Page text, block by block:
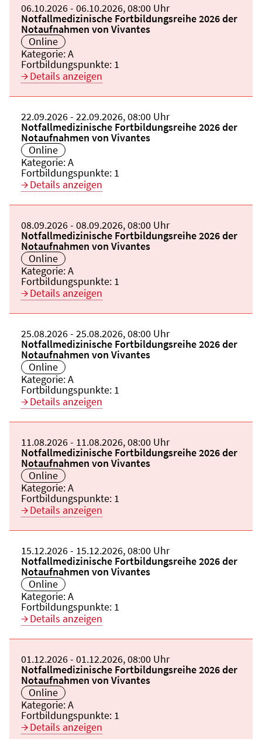
Beginn:
06.10.2026Ende und Anfangszeit:
- 06.10.2026,08:00 Uhr
Veranstaltungstitel:
Notfallmedizinische Fortbildungsreihe 2026 der
Notaufnahmen von Vivantes
Veranstaltungsort:
Online
Kategorie:A
Fortbildungspunkte: 1
Details anzeigen
Beginn:
22.09.2026Ende und Anfangszeit:
- 22.09.2026,08:00 Uhr
Veranstaltungstitel:
Notfallmedizinische Fortbildungsreihe 2026 der
Notaufnahmen von Vivantes
Veranstaltungsort:
Online
Kategorie:A
Fortbildungspunkte: 1
Details anzeigen
Beginn:
08.09.2026Ende und Anfangszeit:
- 08.09.2026,08:00 Uhr
Veranstaltungstitel:
Notfallmedizinische Fortbildungsreihe 2026 der
Notaufnahmen von Vivantes
Veranstaltungsort:
Online
Kategorie:A
Fortbildungspunkte: 1
Details anzeigen
Beginn:
25.08.2026Ende und Anfangszeit:
- 25.08.2026,08:00 Uhr
Veranstaltungstitel:
Notfallmedizinische Fortbildungsreihe 2026 der
Notaufnahmen von Vivantes
Veranstaltungsort:
Online
Kategorie:A
Fortbildungspunkte: 1
Details anzeigen
Beginn:
11.08.2026Ende und Anfangszeit:
- 11.08.2026,08:00 Uhr
Veranstaltungstitel:
Notfallmedizinische Fortbildungsreihe 2026 der
Notaufnahmen von Vivantes
Veranstaltungsort:
Online
Kategorie:A
Fortbildungspunkte: 1
Details anzeigen
Beginn:
15.12.2026Ende und Anfangszeit:
- 15.12.2026,08:00 Uhr
Veranstaltungstitel:
Notfallmedizinische Fortbildungsreihe 2026 der
Notaufnahmen von Vivantes
Veranstaltungsort:
Online
Kategorie:A
Fortbildungspunkte: 1
Details anzeigen
Beginn:
01.12.2026Ende und Anfangszeit:
- 01.12.2026,08:00 Uhr
Veranstaltungstitel:
Notfallmedizinische Fortbildungsreihe 2026 der
Notaufnahmen von Vivantes
Veranstaltungsort:
Online
Kategorie:A
Fortbildungspunkte: 1
Details anzeigen